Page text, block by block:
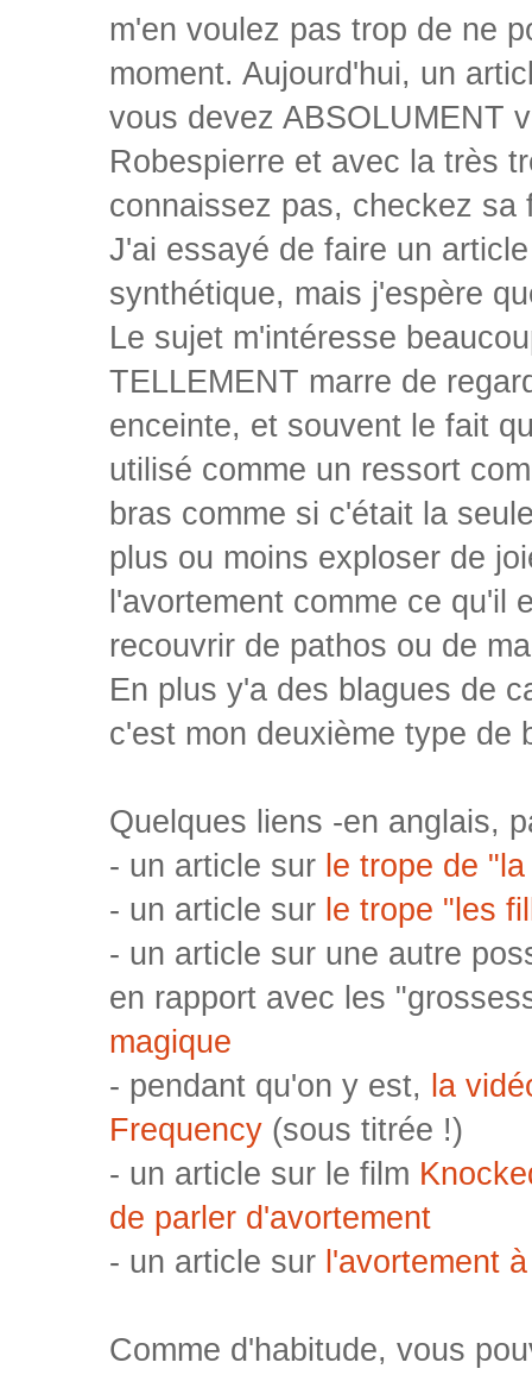
m'en voulez pas trop de ne
moment. Aujourd'hui, un
vous devez ABSOLUMENT
Robespierre et avec la très
connaissez pas, checkez sa
J'ai essayé de faire un
synthétique, mais j'espère
Le sujet m'intéresse
TELLEMENT marre de
enceinte, et souvent le fait
utilisé comme un ressort
bras comme si c'était la
plus ou moins exploser de
l'avortement comme ce qu'il
recouvrir de pathos ou de
En plus y'a des blagues de
c'est mon deuxième type de
Quelques liens -en anglais,
- un article sur le trope de
- un article sur le trope "les
- un article sur une autre
en rapport avec les
magique
- pendant qu'on y est, la
Frequency (sous titrée !)
- un article sur le film
de parler d'avortement
- un article sur l'avortement
Comme d'habitude, vous